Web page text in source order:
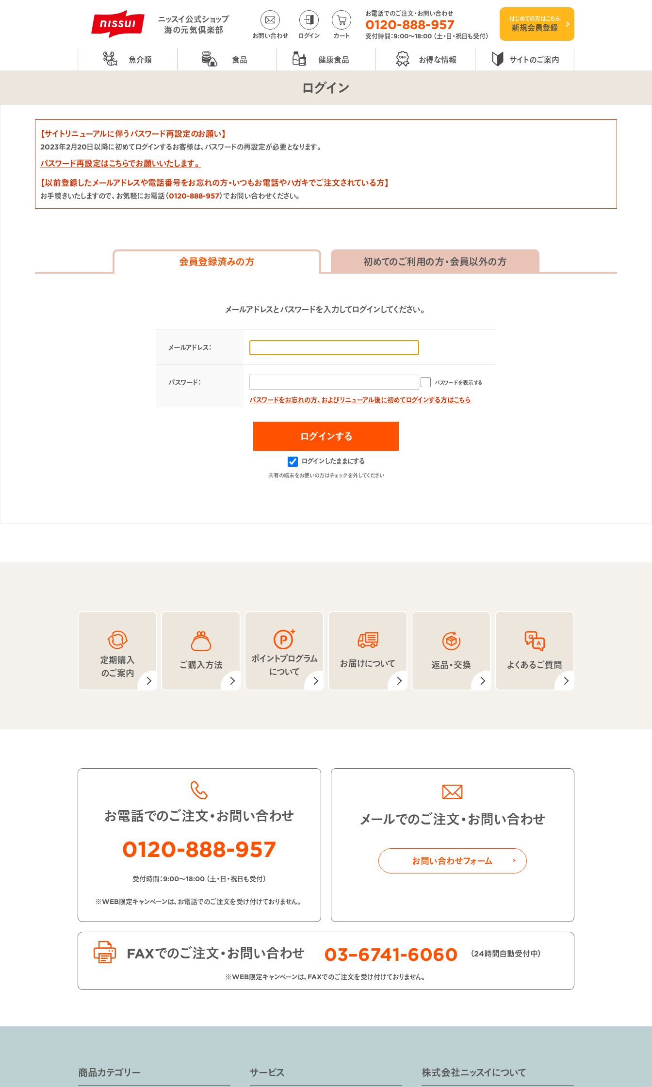
ニッスイ公式ショップ
海の元気倶楽部
お問い合わせ ログイン カート
お電話でのご注文・お問い合わせ
0120-888-957
受付時間：9:00〜18:00 （土・日・祝日も受付）
はじめての方はこちら
新規会員登録
魚介類 食品 健康食品 お得な情報 サイトのご案内
ログイン
【サイトリニューアルに伴うパスワード再設定のお願い】
2023年2月20日以降に初めてログインするお客様は、パスワードの再設定が必要となります。
パスワード再設定はこちらでお願いいたします。
【以前登録したメールアドレスや電話番号をお忘れの方・いつもお電話やハガキでご注文されている方】
お手続きいたしますので、お気軽にお電話（0120-888-957）でお問い合わせください。
会員登録済みの方 初めてのご利用の方・会員以外の方
メールアドレスとパスワードを入力してログインしてください。
メールアドレス：
パスワード： パスワードを表示する
パスワードをお忘れの方、およびリニューアル後に初めてログインする方はこちら
ログインしたままにする
共有の端末をお使いの方はチェックを外してください
定期購入
のご案内
ご購入方法
ポイントプログラム
について
お届けについて 返品・交換 よくあるご質問
お電話でのご注文・お問い合わせ
0120-888-957
受付時間：9:00〜18:00 （土・日・祝日も受付）
※WEB限定キャンペーンは、お電話でのご注文を受け付けておりません。
メールでのご注文・お問い合わせ
お問い合わせフォーム
FAXでのご注文・お問い合わせ 03–6741-6060 （24時間自動受付中）
※WEB限定キャンペーンは、FAXでのご注文を受け付けておりません。
商品カテゴリー サービス 株式会社ニッスイについて